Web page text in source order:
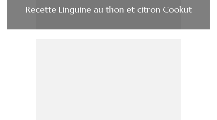
Recette Linguine au thon et citron Cookut